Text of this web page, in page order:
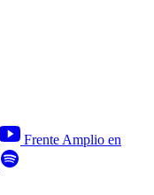
Frente Amplio en